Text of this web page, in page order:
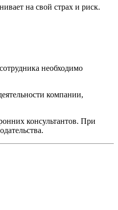
на свой страх и риск.
необходимо
компании,
консультантов. При